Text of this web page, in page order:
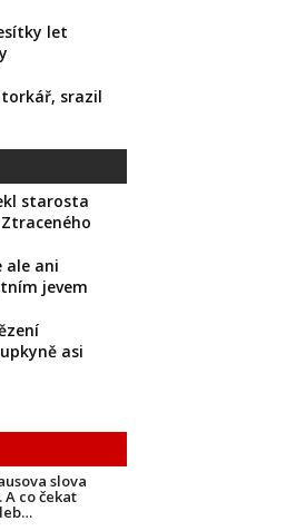
let
srazil
starosta
ale ani
jevem
asi
slova
A co čekat